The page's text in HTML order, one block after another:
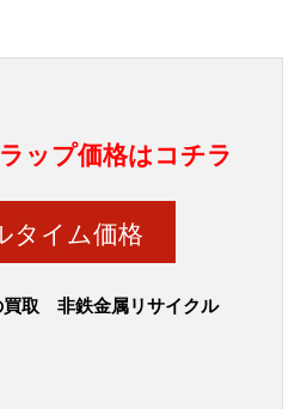
ップ価格はコチラ
タイム価格
取 非鉄金属リサイクル